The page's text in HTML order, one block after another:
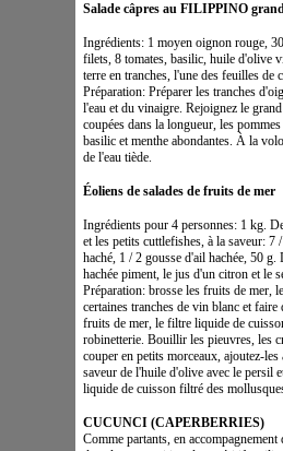
Salade câpres au FILIPPINO
Ingrédients: 1 moyen oignon rouge,
filets, 8 tomates, basilic, huile d'olive
terre en tranches, l'une des feuilles de
Préparation: Préparer les tranches
l'eau et du vinaigre. Rejoignez le
coupées dans la longueur, les
basilic et menthe abondantes. À la
de l'eau tiède.
Éoliens de salades de fruits de mer
Ingrédients pour 4 personnes: 1 kg.
et les petits cuttlefishes, à la saveur:
haché, 1 / 2 gousse d'ail hachée, 50
hachée piment, le jus d'un citron et le
Préparation: brosse les fruits de mer,
certaines tranches de vin blanc et
fruits de mer, le filtre liquide de
robinetterie. Bouillir les pieuvres, les
couper en petits morceaux, ajoutez-
saveur de l'huile d'olive avec le persil
liquide de cuisson filtré des
CUCUNCI (CAPERBERRIES)
Comme partants, en